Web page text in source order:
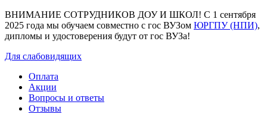
ВНИМАНИЕ СОТРУДНИКОВ ДОУ И ШКОЛ! С 1 сентября
2025 года мы обучаем совместно с гос ВУЗом ЮРГПУ (НПИ),
дипломы и удостоверения будут от гос ВУЗа!
Для слабовидящих
Оплата
Акции
Вопросы и ответы
Отзывы